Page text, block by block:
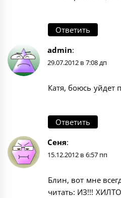
Ответить
admin:
29.07.2012 в 7:08 дп
Катя, боюсь уйдет
Ответить
Сеня:
15.12.2012 в 6:57 пп
Блин, вот мне
читать: ИЗ!!!